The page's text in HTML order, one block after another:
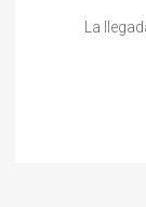
La